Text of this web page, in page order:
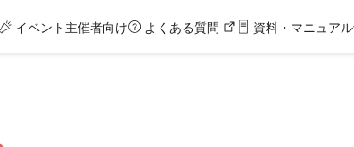
イベント主催者向け よくある質問 資料・マニュアル